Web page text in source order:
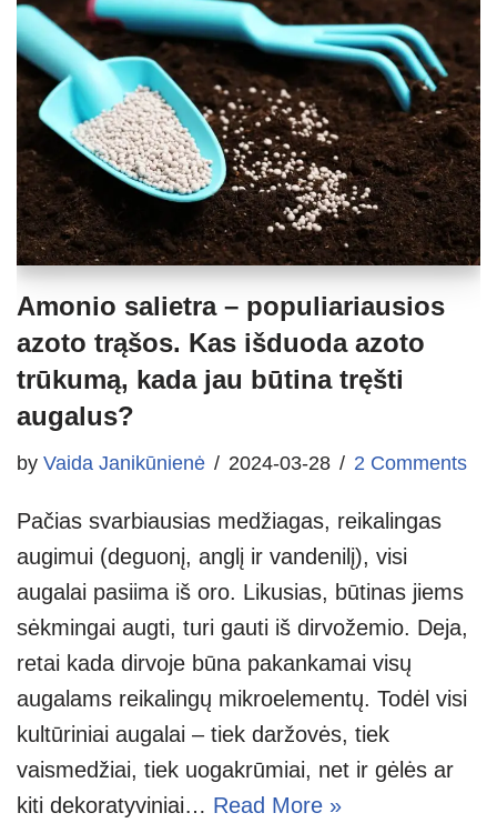
Amonio salietra – populiariausios
azoto trąšos. Kas išduoda azoto
trūkumą, kada jau būtina tręšti
augalus?
by Vaida Janikūnienė 2024-03-28 2 Comments
Pačias svarbiausias medžiagas, reikalingas
augimui (deguonį, anglį ir vandenilį), visi
augalai pasiima iš oro. Likusias, būtinas jiems
sėkmingai augti, turi gauti iš dirvožemio. Deja,
retai kada dirvoje būna pakankamai visų
augalams reikalingų mikroelementų. Todėl visi
kultūriniai augalai – tiek daržovės, tiek
vaismedžiai, tiek uogakrūmiai, net ir gėlės ar
kiti dekoratyviniai… Read More »